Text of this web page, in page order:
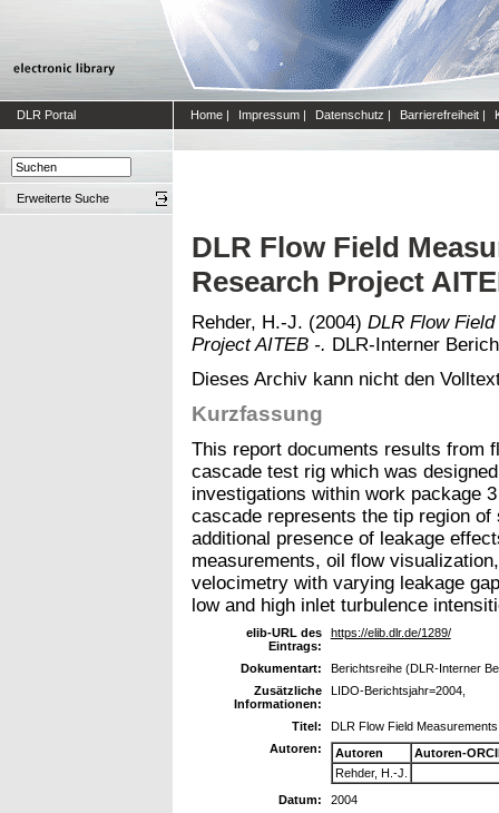
DLR Portal Home | Impressum | Datenschutz | Barrierefreiheit |
Erweiterte Suche
DLR Flow Field
Research Project
Rehder, H.-J. (2004) DLR Flow
Project AITEB -. DLR-Interner
Dieses Archiv kann nicht den
Kurzfassung
This report documents results from
cascade test rig which was
investigations within work package
cascade represents the tip region
additional presence of leakage
measurements, oil flow
velocimetry with varying leakage
low and high inlet turbulence
elib-URL des
Eintrags:
https://elib.dlr.de/1289/
Dokumentart:
Berichtsreihe (DLR-Interner
Zusätzliche
Informationen:
LIDO-Berichtsjahr=2004,
Titel:
DLR Flow Field
Autoren:
Autoren
Autoren-
Rehder, H.-J.
Datum:
2004